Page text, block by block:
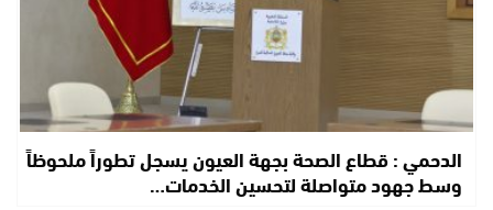
الدحمي : قطاع الصحة بجهة العيون يسجل تطوراً ملحوظاً
وسط جهود متواصلة لتحسين الخدمات…